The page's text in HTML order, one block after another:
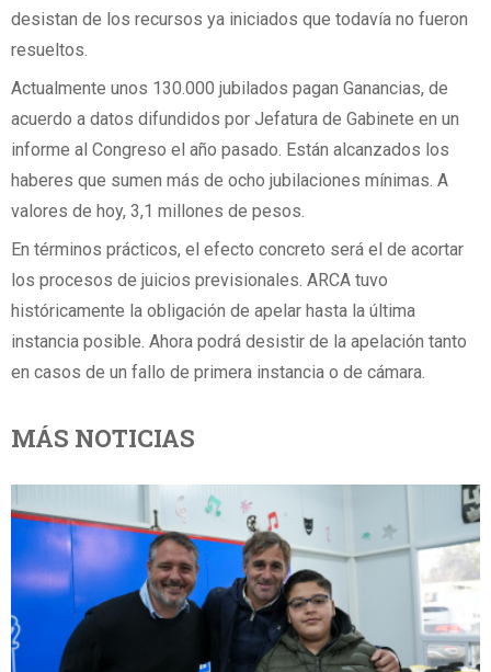
desistan de los recursos ya iniciados que todavía no fueron
resueltos.
Actualmente unos 130.000 jubilados pagan Ganancias, de
acuerdo a datos difundidos por Jefatura de Gabinete en un
informe al Congreso el año pasado. Están alcanzados los
haberes que sumen más de ocho jubilaciones mínimas. A
valores de hoy, 3,1 millones de pesos.
En términos prácticos, el efecto concreto será el de acortar
los procesos de juicios previsionales. ARCA tuvo
históricamente la obligación de apelar hasta la última
instancia posible. Ahora podrá desistir de la apelación tanto
en casos de un fallo de primera instancia o de cámara.
MÁS NOTICIAS